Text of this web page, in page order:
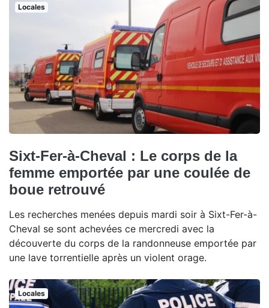
Locales
Sixt-Fer-à-Cheval : Le corps de la
femme emportée par une coulée de
boue retrouvé
Les recherches menées depuis mardi soir à Sixt-Fer-à-
Cheval se sont achevées ce mercredi avec la
découverte du corps de la randonneuse emportée par
une lave torrentielle après un violent orage.
Locales